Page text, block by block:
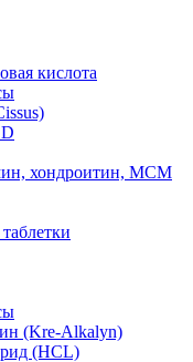
кислота
хондроитин, МСМ
(Kre-Alkalyn)
(HCL)